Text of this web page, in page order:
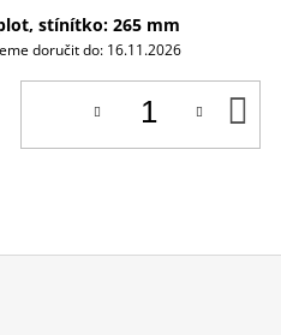
stínítko: 265 mm
doručit do: 16.11.2026